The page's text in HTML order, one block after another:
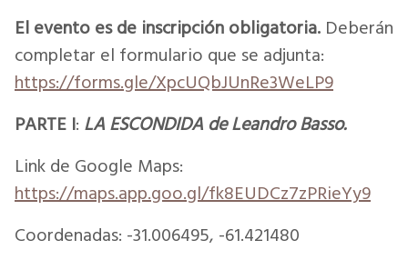
El evento es de inscripción obligatoria. Deberán
completar el formulario que se adjunta:
https://forms.gle/XpcUQbJUnRe3WeLP9
PARTE I: LA ESCONDIDA de Leandro Basso.
Link de Google Maps:
https://maps.app.goo.gl/fk8EUDCz7zPRieYy9
Coordenadas: -31.006495, -61.421480